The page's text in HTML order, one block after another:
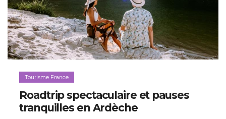
Tourisme France
Roadtrip spectaculaire et pauses
tranquilles en Ardèche